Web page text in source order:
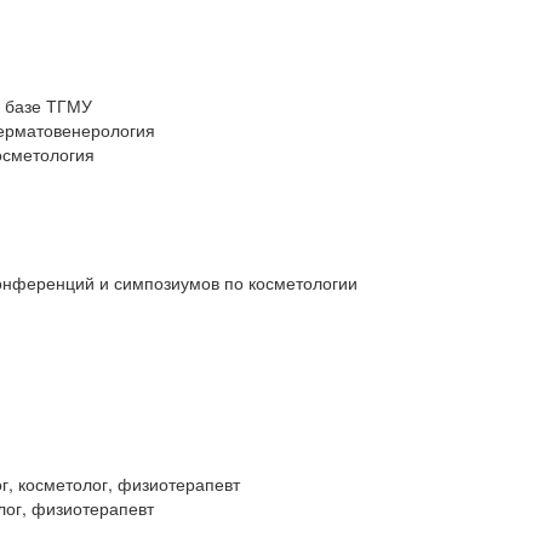
базе ТГМУ
и симпозиумов по косметологии
косметолог, физиотерапевт
физиотерапевт